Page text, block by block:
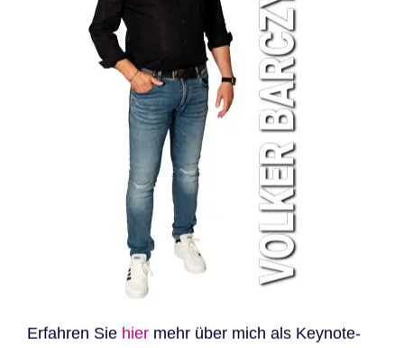
Erfahren Sie hiermehr über mich als Keynote-